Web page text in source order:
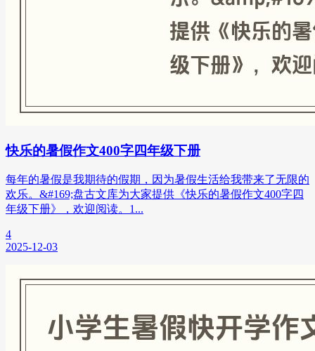
快乐的暑假作文400字四年级下册
每年的暑假是我期待的假期，因为暑假生活给我带来了无限的
欢乐。&#169;盘古文库为大家提供《快乐的暑假作文400字四
年级下册》，欢迎阅读。1...
4
2025-12-03